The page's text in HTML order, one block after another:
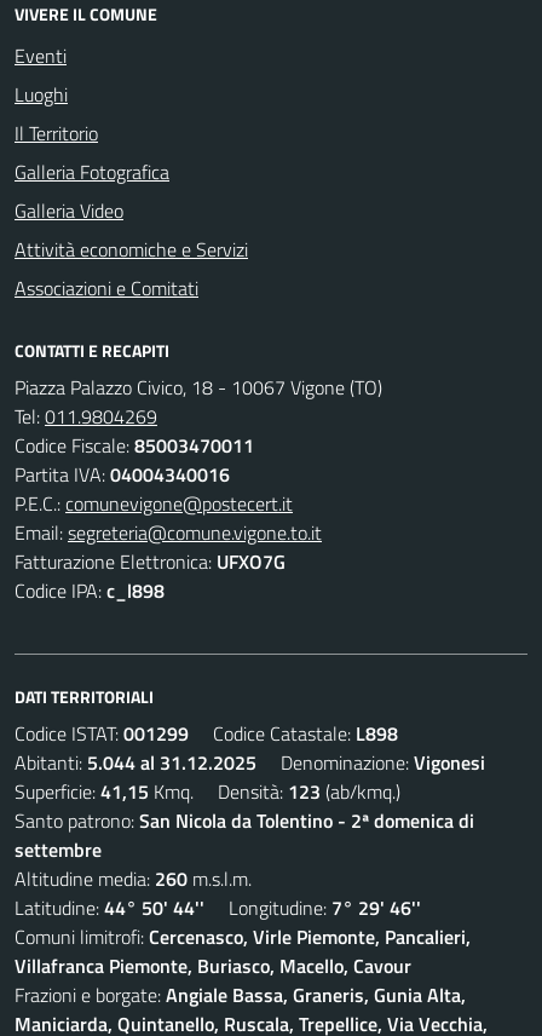
VIVERE IL COMUNE
Eventi
Luoghi
Il Territorio
Galleria Fotografica
Galleria Video
Attività economiche e Servizi
Associazioni e Comitati
CONTATTI E RECAPITI
Piazza Palazzo Civico, 18 - 10067 Vigone (TO)
Tel:011.9804269
Codice Fiscale:85003470011
Partita IVA:04004340016
P.E.C.:comunevigone@postecert.it
Email:segreteria@comune.vigone.to.it
Fatturazione Elettronica: UFXO7G
Codice IPA:c_l898
DATI TERRITORIALI
Codice ISTAT:001299 Codice Catastale: L898
Abitanti: 5.044 al 31.12.2025 Denominazione:Vigonesi
Superficie:41,15 Kmq. Densità: 123 (ab/kmq.)
Santo patrono:San Nicola da Tolentino - 2ª domenica di
settembre
Altitudine media: 260 m.s.l.m.
Latitudine:44° 50' 44'' Longitudine: 7° 29' 46''
Comuni limitrofi:Cercenasco, Virle Piemonte, Pancalieri,
Villafranca Piemonte, Buriasco, Macello, Cavour
Frazioni e borgate:Angiale Bassa, Graneris, Gunia Alta,
Maniciarda, Quintanello, Ruscala, Trepellice, Via Vecchia,